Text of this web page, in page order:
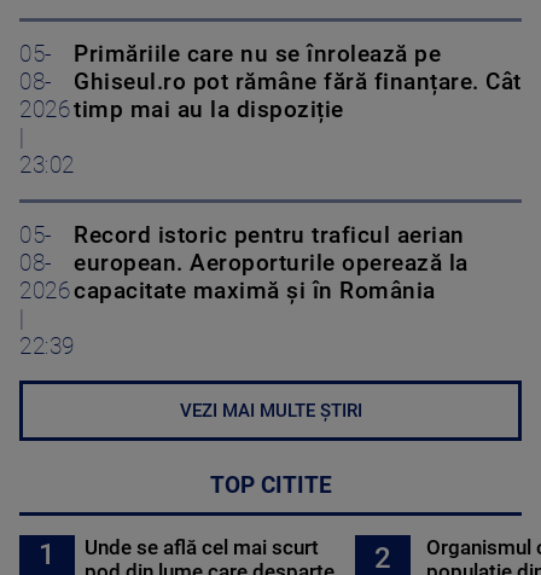
05-
08-
2026
23:02
Primăriile care nu se înrolează pe
Ghiseul.ro pot rămâne fără finanțare. Cât
timp mai au la dispoziție
05-
08-
2026
22:39
Record istoric pentru traficul aerian
european. Aeroporturile operează la
capacitate maximă și în România
VEZI MAI MULTE ȘTIRI
TOP CITITE
1
Unde se află cel mai scurt
2
Organismul